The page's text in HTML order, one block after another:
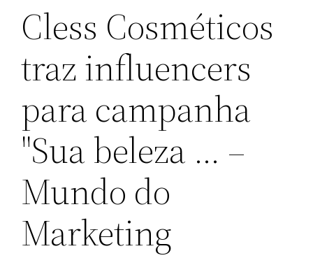
Cless Cosméticos
traz influencers
para campanha
"Sua beleza … –
Mundo do
Marketing